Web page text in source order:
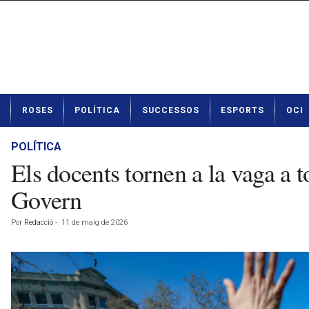
t
ROSES POLÍTICA SUCCESSOS ESPORTS OCI
POLÍTICA
Els docents tornen a la vaga a
Govern
Por Redacció - 11 de maig de 2026